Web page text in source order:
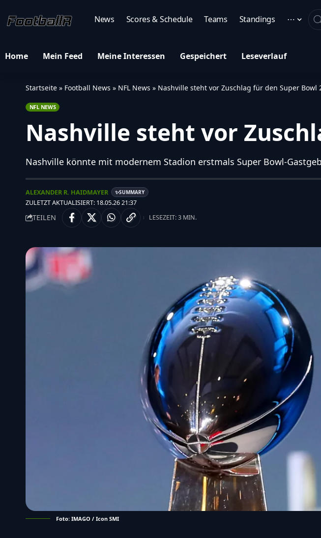
News Scores & Schedule Teams Standings ⋯
Home Mein Feed Meine Interessen Gespeichert Leseverlauf
Startseite » Football News » NFL News » Nashville steht vor Zuschlag für den Super Bowl
NFL NEWS
Nashville steht vor
Nashville könnte mit modernem Stadion erstmals Super Bowl-
ZULETZT AKTUALISIERT: 18.05.26 21:37
ALEXANDER R. HAIDMAYER ✨SUMMARY
TEILEN LESEZEIT: 3 MIN.
Foto: IMAGO / Icon SMI